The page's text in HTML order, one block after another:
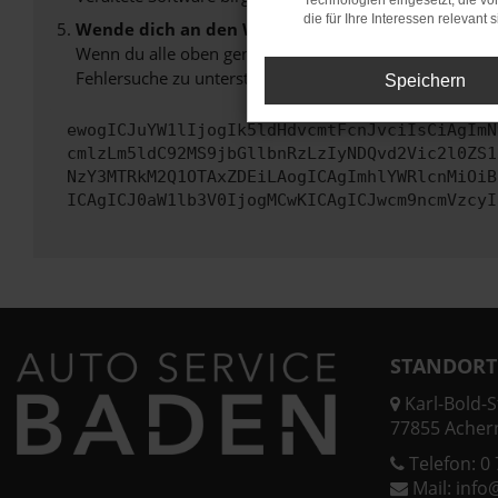
Wende dich an den Webseitenbetreiber.
Wenn du alle oben genannten Schritte versucht hast,
Fehlersuche zu unterstützen:
Karl-Bold-
77855
Telefon: 0
Mail:
die für Ihre Interessen relevant
Speichern